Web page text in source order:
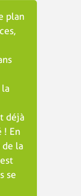
plan
déjà
! En
la
se